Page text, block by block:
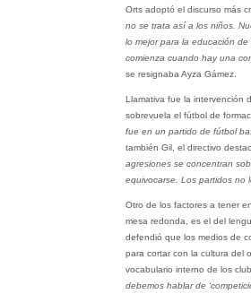
Orts adoptó el discurso más
no se trata así a los niños.
lo mejor para la educación de
comienza cuando hay una
se resignaba Ayza Gámez.
Llamativa fue la intervención
sobrevuela el fútbol de
fue en un partido de fútbol
también Gil, el directivo
agresiones se concentran
equivocarse. Los partidos no
Otro de los factores a tener
mesa redonda, es el del
defendió que los medios de
para cortar con la cultura del
vocabulario interno de los
debemos hablar de